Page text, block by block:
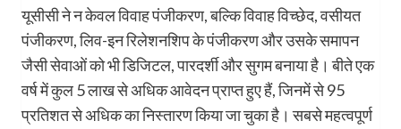
यूसीसी ने न केवल विवाह पंजीकरण, बल्कि विवाह विच्छेद, वसीयत
पंजीकरण, लिव-इन रिलेशनशिप के पंजीकरण और उसके समापन
जैसी सेवाओं को भी डिजिटल, पारदर्शी और सुगम बनाया है। बीते एक
वर्ष में कुल 5 लाख से अधिक आवेदन प्राप्त हुए हैं, जिनमें से 95
प्रतिशत से अधिक का निस्तारण किया जा चुका है। सबसे महत्वपूर्ण